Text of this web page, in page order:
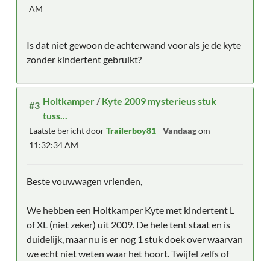
AM
Is dat niet gewoon de achterwand voor als je de kyte
zonder kindertent gebruikt?
#3 Holtkamper /Kyte 2009 mysterieus stuk
tuss...
Laatste bericht doorTrailerboy81-Vandaagom
11:32:34 AM
Beste vouwwagen vrienden,
We hebben een Holtkamper Kyte met kindertent L
of XL (niet zeker) uit 2009. De hele tent staat en is
duidelijk, maar nu is er nog 1 stuk doek over waarvan
we echt niet weten waar het hoort. Twijfel zelfs of